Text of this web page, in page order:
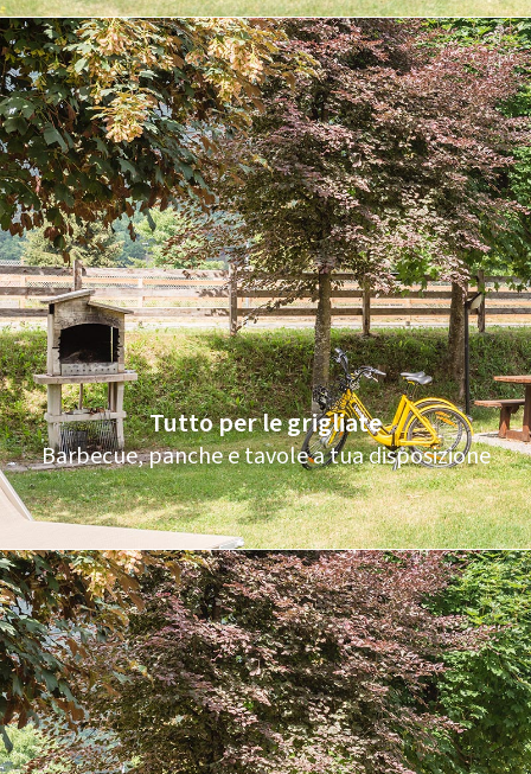
Tutto per le grigliate
Barbecue, panche e tavole a tua disposizione